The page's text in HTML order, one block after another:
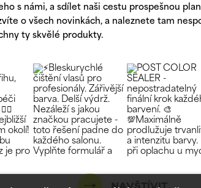
s námi, a sdílet naši cestu prospešnou
o všech novinkách, a naleznete tam
ty skvělé produkty.